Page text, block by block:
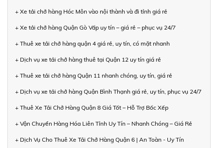
+ Xe tải chở hàng Hóc Môn vào nội thành và đi tỉnh giá rẻ
+ Xe tải chở hàng Quận Gò Vấp uy tín – giá rẻ – phục vụ 24/7
+ Thuê xe tải chở hàng quận 4 giá rẻ, uy tín, có mặt nhanh
+ Dịch vụ xe tải chở hàng thuê tại Quận 12 uy tín giá rẻ
+ Thuê xe tải chở hàng Quận 11 nhanh chóng, uy tín, giá rẻ
+ Dịch vụ xe tải chở hàng Quận Bình Thạnh giá rẻ, uy tín, phục vụ 24/7
+ Thuê Xe Tải Chở Hàng Quận 8 Giá Tốt – Hỗ Trợ Bốc Xếp
+ Vận Chuyển Hàng Hóa Liên Tỉnh Uy Tín – Nhanh Chóng – Giá Rẻ
+ Dịch Vụ Cho Thuê Xe Tải Chở Hàng Quận 6 | An Toàn - Uy Tín